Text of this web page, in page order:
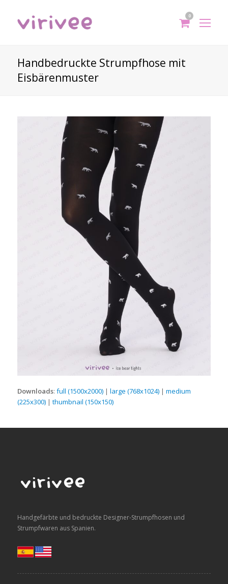
0
Handbedruckte Strumpfhose mit
Eisbärenmuster
Downloads: full (1500x2000)| large (768x1024)| medium
(225x300)| thumbnail (150x150)
Handgefärbte und bedruckte Designer-Strumpfhosen und
Strumpfwaren aus Spanien.